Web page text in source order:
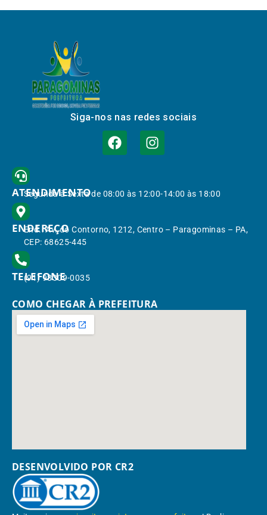
Siga-nos nas redes sociais
ATENDIMENTO
Segunda à Sexta de 08:00 às 12:00-14:00 às 18:00
ENDEREÇO
End.: Av. do Contorno, 1212, Centro – Paragominas – PA,
CEP: 68625-445
TELEFONE
(91) 98309-0035
COMO CHEGAR À PREFEITURA
DESENVOLVIDO POR CR2